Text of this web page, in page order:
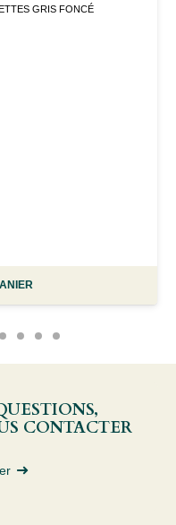
GRIS FONCÉ
CONTACTER